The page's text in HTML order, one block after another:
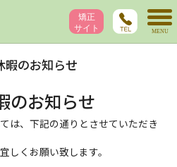
暇のお知らせ
のお知らせ
は、下記の通りとさせていただき
しくお願い致します。